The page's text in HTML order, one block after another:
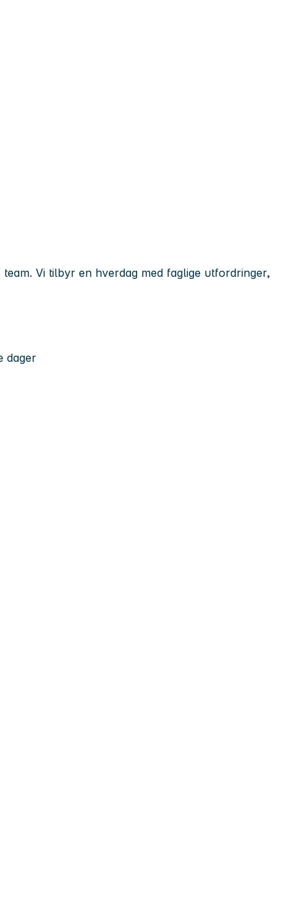
Vi tilbyr en hverdag med faglige utfordringer,
dager